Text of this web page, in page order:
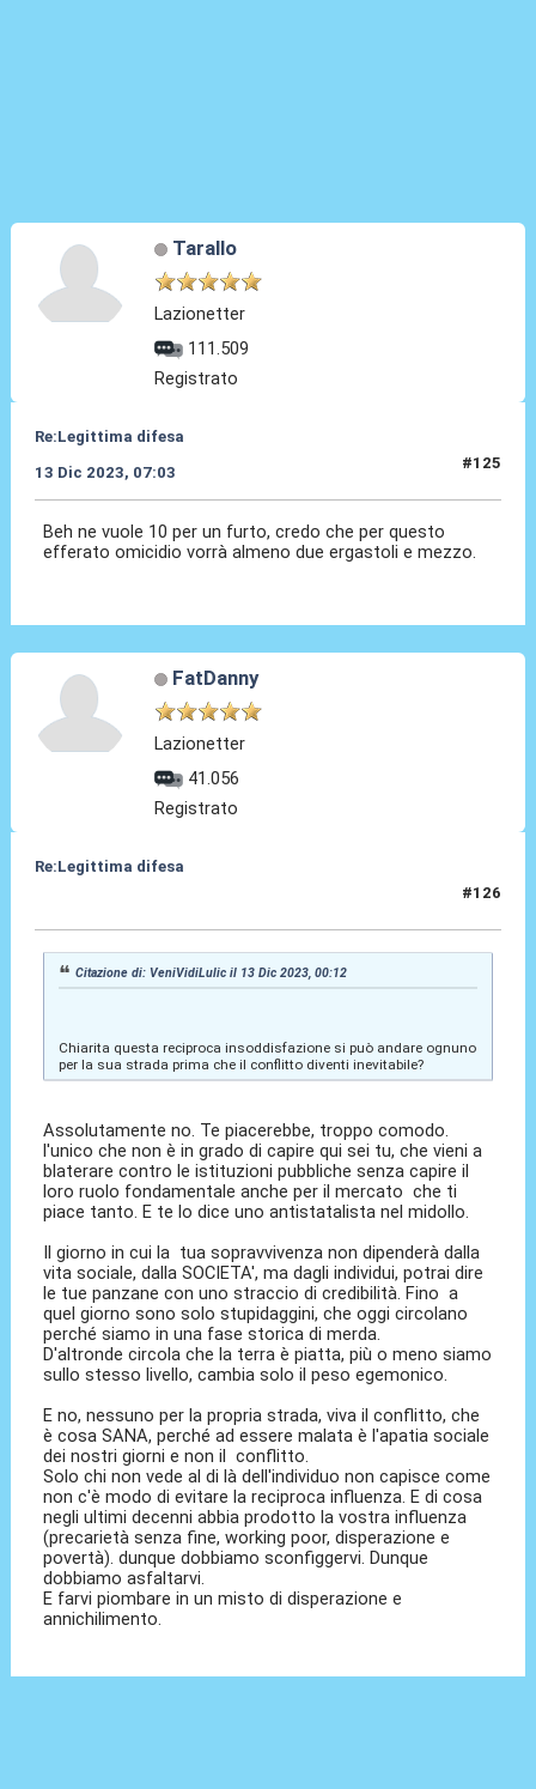
Tarallo
Lazionetter
111.509
Registrato
Re:Legittima difesa
13 Dic 2023, 07:03
#125
Beh ne vuole 10 per un furto, credo che per questo
efferato omicidio vorrà almeno due ergastoli e mezzo.
FatDanny
Lazionetter
41.056
Registrato
Re:Legittima difesa
#126
Citazione di: VeniVidiLulic il 13 Dic 2023, 00:12
Chiarita questa reciproca insoddisfazione si può andare ognuno
per la sua strada prima che il conflitto diventi inevitabile?
Assolutamente no. Te piacerebbe, troppo comodo.
l'unico che non è in grado di capire qui sei tu, che vieni a
blaterare contro le istituzioni pubbliche senza capire il
loro ruolo fondamentale anche per il mercato che ti
piace tanto. E te lo dice uno antistatalista nel midollo.
Il giorno in cui la tua sopravvivenza non dipenderà dalla
vita sociale, dalla SOCIETA', ma dagli individui, potrai dire
le tue panzane con uno straccio di credibilità. Fino a
quel giorno sono solo stupidaggini, che oggi circolano
perché siamo in una fase storica di merda.
D'altronde circola che la terra è piatta, più o meno siamo
sullo stesso livello, cambia solo il peso egemonico.
E no, nessuno per la propria strada, viva il conflitto, che
è cosa SANA, perché ad essere malata è l'apatia sociale
dei nostri giorni e non il conflitto.
Solo chi non vede al di là dell'individuo non capisce come
non c'è modo di evitare la reciproca influenza. E di cosa
negli ultimi decenni abbia prodotto la vostra influenza
(precarietà senza fine, working poor, disperazione e
povertà). dunque dobbiamo sconfiggervi. Dunque
dobbiamo asfaltarvi.
E farvi piombare in un misto di disperazione e
annichilimento.